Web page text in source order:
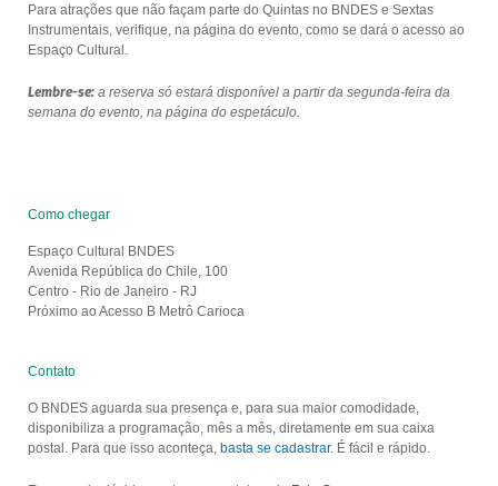
Para atrações que não façam parte do Quintas no BNDES e Sextas
Instrumentais, verifique, na página do evento, como se dará o acesso ao
Espaço Cultural.
Lembre-se:a reserva só estará disponível a partir da segunda-feira da
semana do evento, na página do espetáculo.
Como chegar
Espaço Cultural BNDES
Avenida República do Chile, 100
Centro - Rio de Janeiro - RJ
Próximo ao Acesso B Metrô Carioca
Contato
O BNDES aguarda sua presença e, para sua maior comodidade,
disponibiliza a programação, mês a mês, diretamente em sua caixa
postal. Para que isso aconteça, basta se cadastrar. É fácil e rápido.